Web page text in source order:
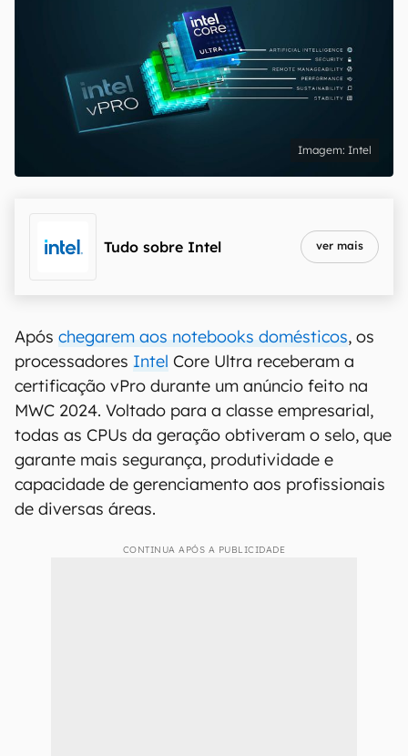
Intel
Tudo sobre Intel ver mais
Após chegarem aos notebooks domésticos, os
processadores Intel Core Ultra receberam a
certificação vPro durante um anúncio feito na
MWC 2024. Voltado para a classe empresarial,
todas as CPUs da geração obtiveram o selo, que
garante mais segurança, produtividade e
capacidade de gerenciamento aos profissionais
de diversas áreas.
CONTINUA APÓS A PUBLICIDADE